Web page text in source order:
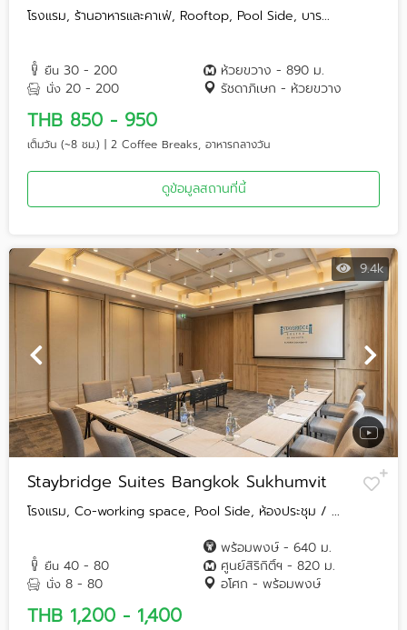
โรงแรม, ร้านอาหารและคาเฟ่, Rooftop, Pool Side, บาร...
ยืน 30 - 200
นั่ง 20 - 200
ห้วยขวาง - 890 ม.
รัชดาภิเษก - ห้วยขวาง
THB 850 - 950
เต็มวัน (~8 ชม.) | 2 Coffee Breaks, อาหารกลางวัน
ดูข้อมูลสถานที่นี้
9.4k
Staybridge Suites Bangkok Sukhumvit
โรงแรม, Co-working space, Pool Side, ห้องประชุม / ...
ยืน 40 - 80
นั่ง 8 - 80
พร้อมพงษ์ - 640 ม.
ศูนย์สิริกิติ์ฯ - 820 ม.
อโศก - พร้อมพงษ์
THB 1,200 - 1,400